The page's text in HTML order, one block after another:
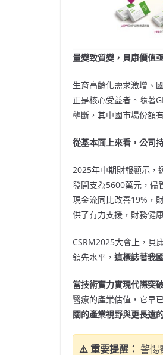
量變致質變，貝康價值
生育高齡化需求激增、
正是核心受益者。隨著
壟斷，其中國市場份額
從基本面上來看，公司
2025年中期財報顯示，
發開支為5600萬元，儘
現金流同比改善19%，
供了有力支援，財務健
CSRM2025大會上，貝
領先水平， 這標誌著我
當技術實力實現代際突
醫療的產業估值，它早
闊的產業視野與更長遠
⚠️ 重要提醒： 警惕